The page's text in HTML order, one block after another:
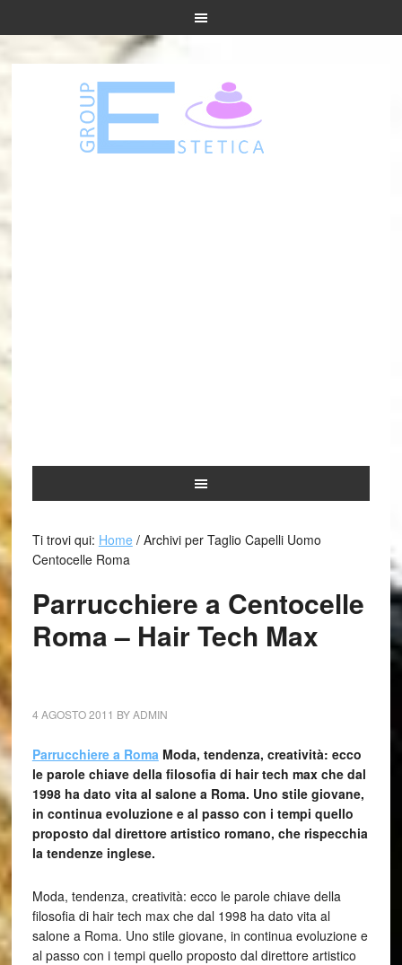
Ti trovi qui: Home /Archivi per Taglio Capelli Uomo
Centocelle Roma
Parrucchiere a Centocelle
Roma – Hair Tech Max
4 AGOSTO 2011 BYADMIN
Parrucchiere a Roma Moda, tendenza, creatività: ecco
le parole chiave della filosofia di hair tech max che dal
1998 ha dato vita al salone a Roma. Uno stile giovane,
in continua evoluzione e al passo con i tempi quello
proposto dal direttore artistico romano, che rispecchia
la tendenze inglese.
Moda, tendenza, creatività: ecco le parole chiave della
filosofia di hair tech max che dal 1998 ha dato vita al
salone a Roma. Uno stile giovane, in continua evoluzione e
al passo con i tempi quello proposto dal direttore artistico